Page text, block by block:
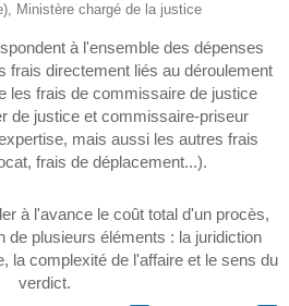
Ministère chargé de la justice
à l'ensemble des dépenses
frais directement liés au déroulement
les frais de commissaire de justice
de justice et commissaire-priseur
mais aussi les autres frais
frais de déplacement...).
à l'avance le coût total d'un procès,
de plusieurs éléments : la juridiction
la complexité de l'affaire et le sens du
verdict.